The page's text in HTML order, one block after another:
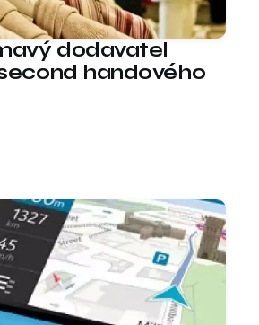
dodavatel
handového